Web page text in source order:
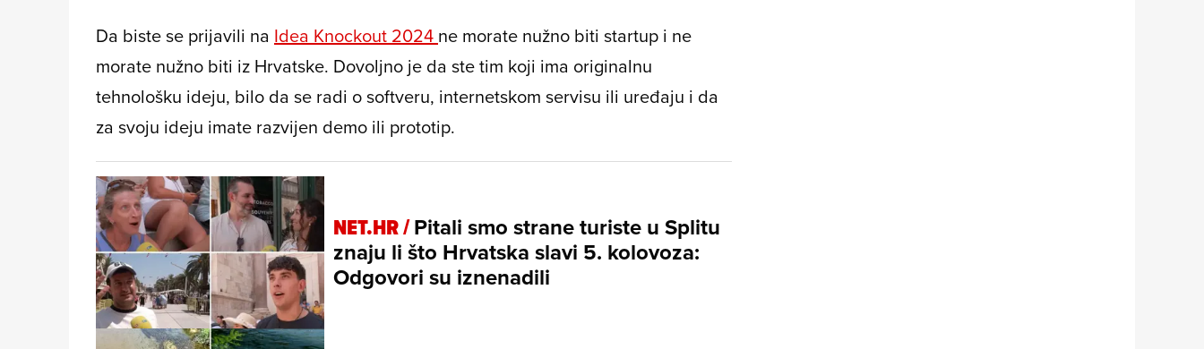
Da biste se prijavili na Idea Knockout 2024 ne morate nužno biti startup i ne
morate nužno biti iz Hrvatske. Dovoljno je da ste tim koji ima originalnu
tehnološku ideju, bilo da se radi o softveru, internetskom servisu ili uređaju i da
za svoju ideju imate razvijen demo ili prototip.
NET.HR /Pitali smo strane turiste u Splitu
znaju li što Hrvatska slavi 5. kolovoza:
Odgovori su iznenadili